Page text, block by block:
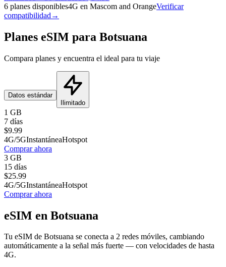
6 planes disponibles4G en Mascom and OrangeVerificar
compatibilidad →
Planes eSIM para Botsuana
Compara planes y encuentra el ideal para tu viaje
Datos estándar
Ilimitado
1 GB
7 días
$9.99
4G/5GInstantáneaHotspot
Comprar ahora
3 GB
15 días
$25.99
4G/5GInstantáneaHotspot
Comprar ahora
eSIM en Botsuana
Tu eSIM de Botsuana se conecta a 2 redes móviles, cambiando
automáticamente a la señal más fuerte — con velocidades de hasta
4G.